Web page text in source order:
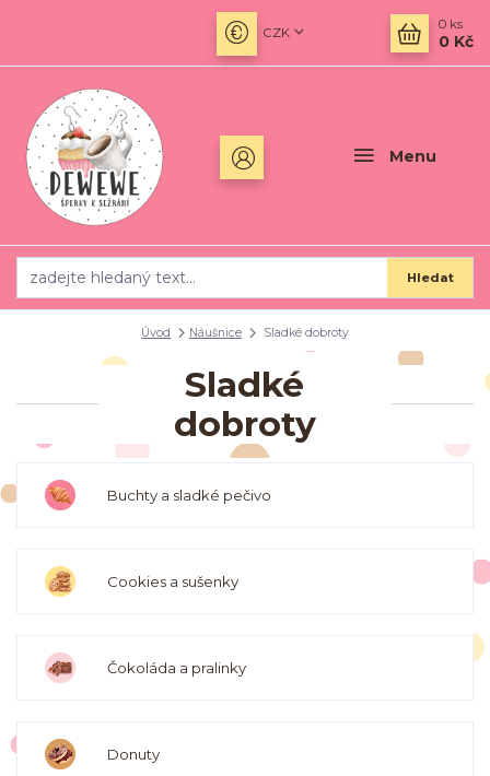
Menu
CZK
Hledat
0 ks
0 Kč
Úvod Náušnice Sladké dobroty
Sladké
dobroty
Buchty a sladké pečivo
Cookies a sušenky
Čokoláda a pralinky
Donuty